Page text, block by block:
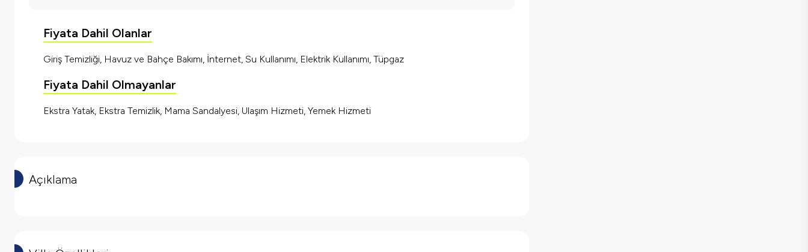
Fiyata Dahil Olanlar
Giriş Temizliği, Havuz ve Bahçe Bakımı, İnternet, Su Kullanımı, Elektrik Kullanımı, Tüpgaz
Fiyata Dahil Olmayanlar
Ekstra Yatak, Ekstra Temizlik, Mama Sandalyesi, Ulaşım Hizmeti, Yemek Hizmeti
Açıklama